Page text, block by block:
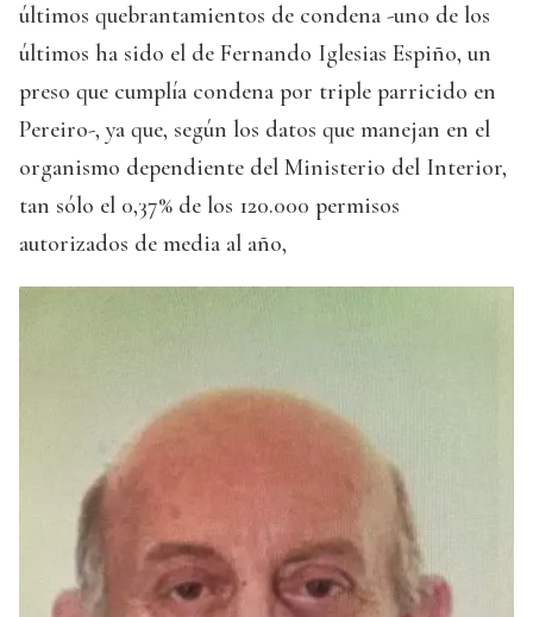
últimos quebrantamientos de condena -uno de los
últimos ha sido el de Fernando Iglesias Espiño, un
preso que cumplía condena por triple parricido en
Pereiro-, ya que, según los datos que manejan en el
organismo dependiente del Ministerio del Interior,
tan sólo el 0,37% de los 120.000 permisos
autorizados de media al año,